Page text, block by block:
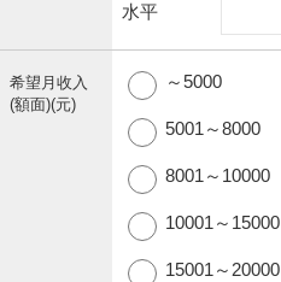
水平
希望月收入
(額面)(元)
～5000
5001～8000
8001～10000
10001～15000
15001～20000